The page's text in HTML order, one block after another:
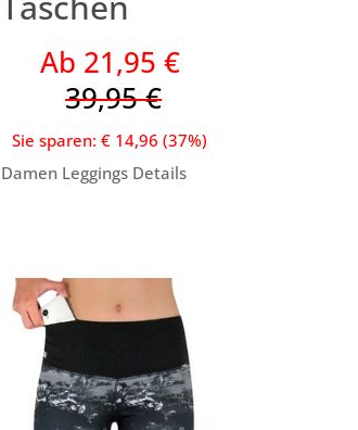
Ab 21,95 €
39,95 €
Sie sparen: € 14,96 (37%)
Damen Leggings Details